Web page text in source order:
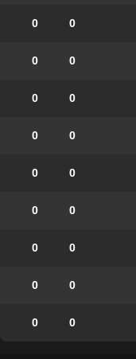
0
0
0
0
0
0
0
0
0
0
0
0
0
0
0
0
0
0